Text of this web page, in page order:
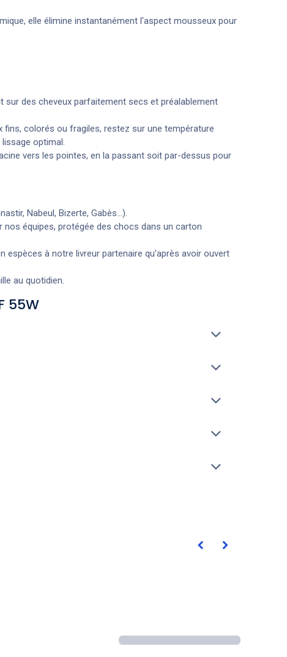
elle élimine instantanément l'aspect mousseux pour
des cheveux parfaitement secs et préalablement
fins, colorés ou fragiles, restez sur une température
optimal.
vers les pointes, en la passant soit par-dessus pour
Nabeul, Bizerte, Gabès...).
nos équipes, protégée des chocs dans un carton
espèces à notre livreur partenaire qu'après avoir ouvert
au quotidien.
55W